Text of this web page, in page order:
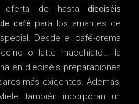
oferta de hasta dieciséis
café para los amantes de
Desde el café-crema
o latte macchiato… la
en dieciséis preparaciones
más exigentes. Además,
también incorporan un